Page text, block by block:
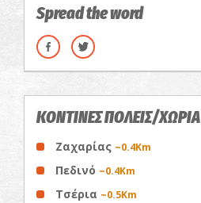
Spread the word
ΚΟΝΤΙΝΕΣ ΠΟΛΕΙΣ/ΧΩΡΙΑ
Ζαχαρίας ~0.4Km
Πεδινό ~0.4Km
Τσέρια ~0.5Km